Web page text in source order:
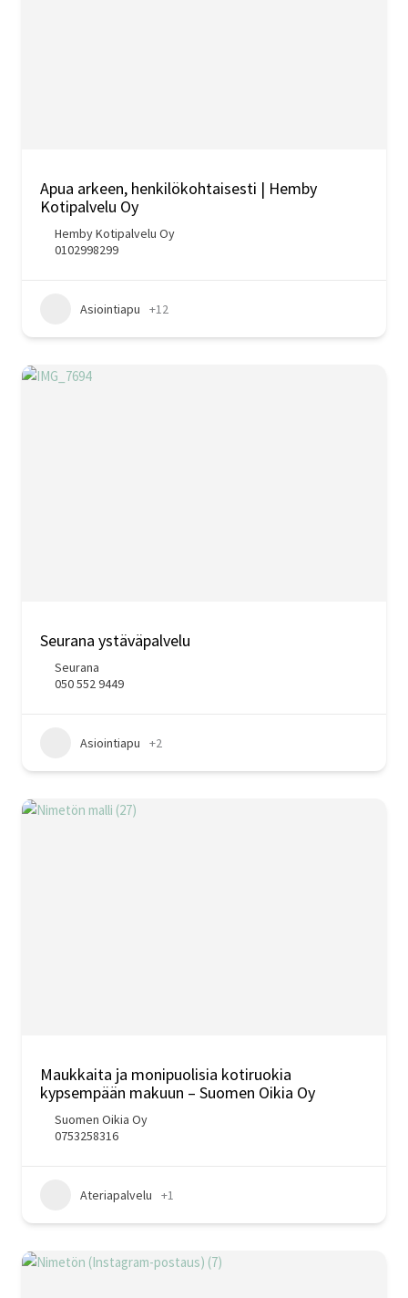
Apua arkeen, henkilökohtaisesti | Hemby
Kotipalvelu Oy
Hemby Kotipalvelu Oy
0102998299
Asiointiapu +12
Seurana ystäväpalvelu
Seurana
050 552 9449
Asiointiapu +2
Maukkaita ja monipuolisia kotiruokia
kypsempään makuun – Suomen Oikia Oy
Suomen Oikia Oy
0753258316
Ateriapalvelu +1